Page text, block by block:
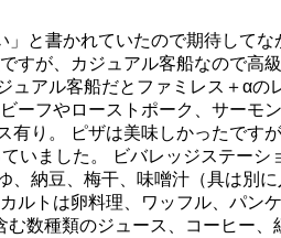
と書かれていたので期待して
が、カジュアル客船なので高
アル客船だとファミレス＋α
フやローストポーク、サーモ
り。 ピザは美味しかったです
ました。 ビバレッジステー
納豆、梅干、味噌汁（具は別
トは卵料理、ワッフル、パン
数種類のジュース、コーヒー